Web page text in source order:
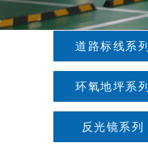
道路标线系列
环氧地坪系列
反光镜系列